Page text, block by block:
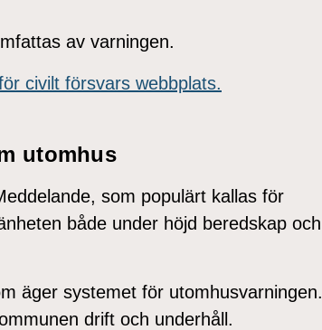
av varningen.
civilt försvars webbplats.
utomhus
som populärt kallas för
både under höjd beredskap och
äger systemet för utomhusvarningen.
drift och underhåll.